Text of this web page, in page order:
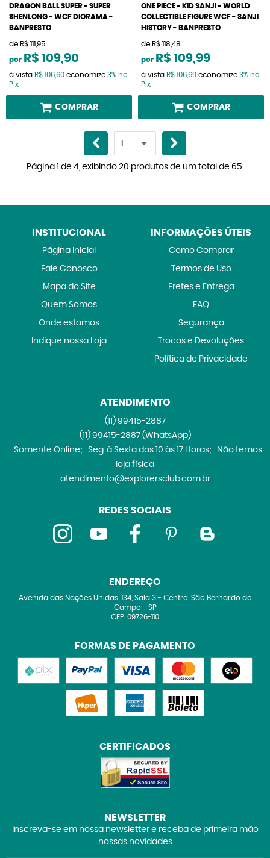
DRAGON BALL SUPER - SUPER
SHENLONG - WCF DIORAMA -
BANPRESTO
de R$ 111,95
por R$ 109,90
à vista R$ 106,60 economize 3% no
Pix
COMPRAR
ONE PIECE - KID SANJI - WORLD
COLLECTIBLE FIGURE WCF - SANJI
HISTORY - BANPRESTO
de R$ 118,48
por R$ 109,99
à vista R$ 106,69 economize 3% no
Pix
COMPRAR
Página 1 de 4, exibindo 20 produtos de um total de 65.
INSTITUCIONAL
Página Inicial
Fale Conosco
Mapa do Site
Quem Somos
Onde estamos
Indique nossa Loja
INFORMAÇÕES ÚTEIS
Como Comprar
Termos de Uso
Fretes e Entrega
FAQ
Segurança
Trocas e Devoluções
Política de Privacidade
ATENDIMENTO
(11)99415-2887
(11)99415-2887 (WhatsApp)
- Somente Online;- Seg. à Sexta das 10 às 17 Horas;- Não temos
loja física
atendimento@explorersclub.com.br
REDES SOCIAIS
ENDEREÇO
Avenida das Nações Unidas, 134, Sala 3- Centro, São Bernardo do
Campo- SP
CEP: 09726-110
FORMAS DE PAGAMENTO
CERTIFICADOS
NEWSLETTER
Inscreva-se em nossa newsletter e receba de primeira mão
nossas novidades